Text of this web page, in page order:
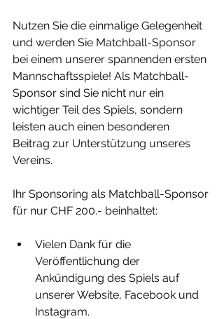
Nutzen Sie die einmalige Gelegenheit
und werden Sie Matchball-Sponsor
bei einem unserer spannenden ersten
Mannschaftsspiele! Als Matchball-
Sponsor sind Sie nicht nur ein
wichtiger Teil des Spiels, sondern
leisten auch einen besonderen
Beitrag zur Unterstützung unseres
Vereins.
Ihr Sponsoring als Matchball-Sponsor
für nur CHF 200.- beinhaltet:
Vielen Dank für die
Veröffentlichung der
Ankündigung des Spiels auf
unserer Website, Facebook und
Instagram.